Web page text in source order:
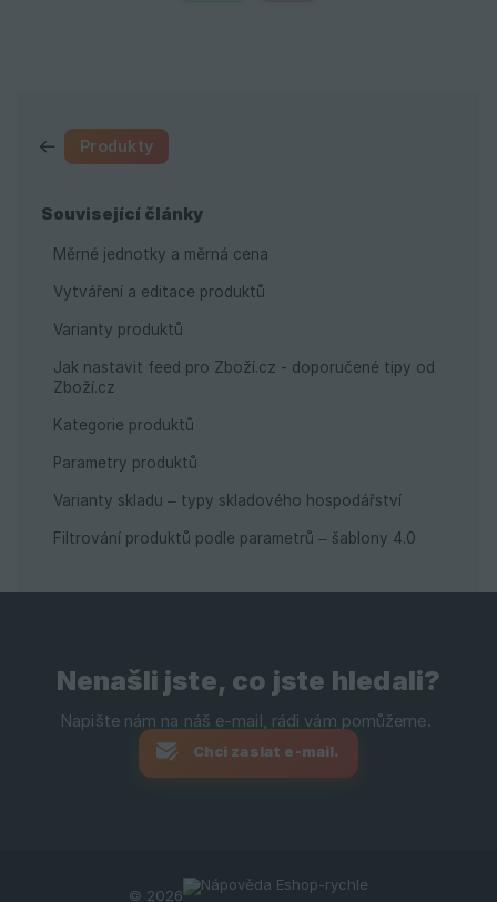
Produkty
Související články
Měrné jednotky a měrná cena
Vytváření a editace produktů
Varianty produktů
Jak nastavit feed pro Zboží.cz - doporučené tipy od
Zboží.cz
Kategorie produktů
Parametry produktů
Varianty skladu – typy skladového hospodářství
Filtrování produktů podle parametrů – šablony 4.0
Nenašli jste, co jste hledali?
Chci zaslat e-mail.
© 2026